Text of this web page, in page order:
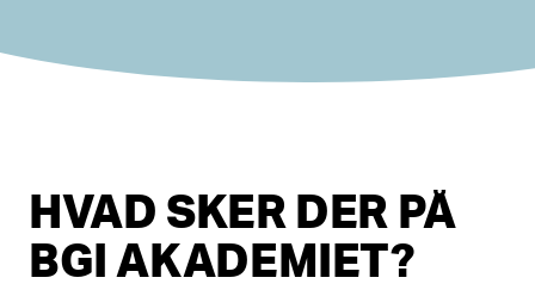
HVAD SKER DER PÅ
BGI AKADEMIET?